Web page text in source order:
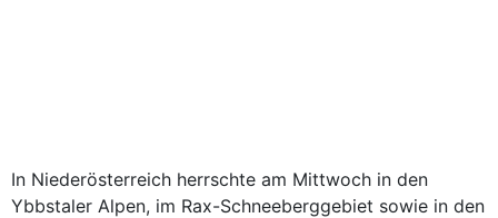
In Niederösterreich herrschte am Mittwoch in den
Ybbstaler Alpen, im Rax-Schneeberggebiet sowie in den